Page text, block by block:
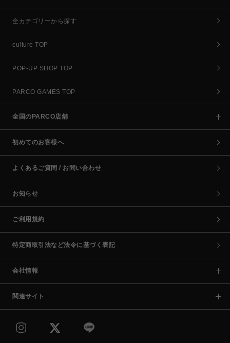
全カテゴリーから探す
culture TOP
POP-UP SHOP TOP
PARCO GAMES TOP
全国のPARCO店舗
初めてのお客様へ
よくあるご質問 / お問い合わせ
お知らせ
ご利用規約
特定商取引法など法令に基づく表記
会社情報
関連サイト